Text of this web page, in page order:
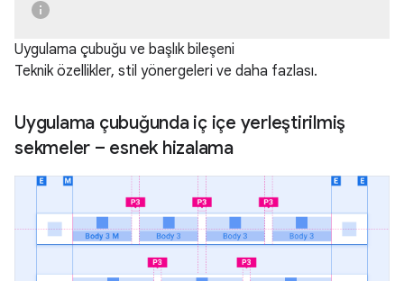
Uygulama çubuğu ve başlık bileşeni
Teknik özellikler, stil yönergeleri ve daha fazlası.
Uygulama çubuğunda iç içe yerleştirilmiş
sekmeler – esnek hizalama